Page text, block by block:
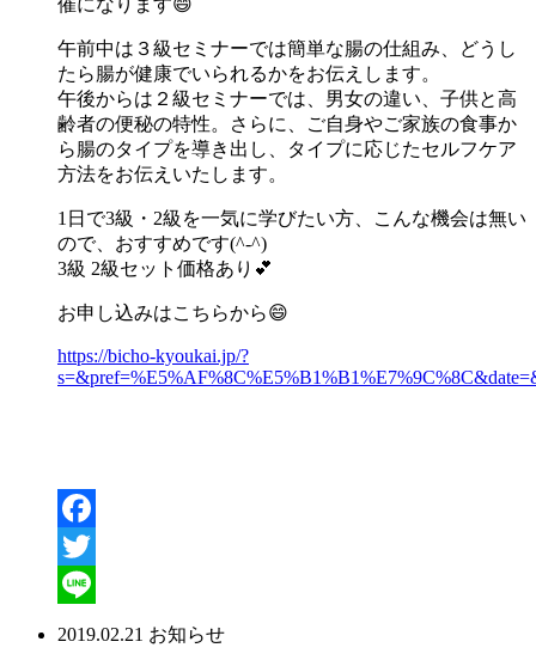
催になります😄
午前中は３級セミナーでは簡単な腸の仕組み、どうし
たら腸が健康でいられるかをお伝えします。
午後からは２級セミナーでは、男女の違い、子供と高
齢者の便秘の特性。さらに、ご自身やご家族の食事か
ら腸のタイプを導き出し、タイプに応じたセルフケア
方法をお伝えいたします。
1日で3級・2級を一気に学びたい方、こんな機会は無い
ので、おすすめです(^-^)
3級 2級セット価格あり💕
お申し込みはこちらから😄
https://bicho-kyoukai.jp/?
Facebook
Twitter
2019.02.21 お知らせ